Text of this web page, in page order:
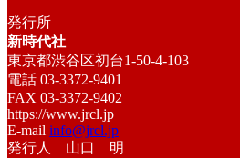
発行所
新時代社
東京都渋谷区初台1-50-4-103
電話 03-3372-9401
FAX 03-3372-9402
https://www.jrcl.jp
E-mail info@jrcl.jp
発行人 山口 明